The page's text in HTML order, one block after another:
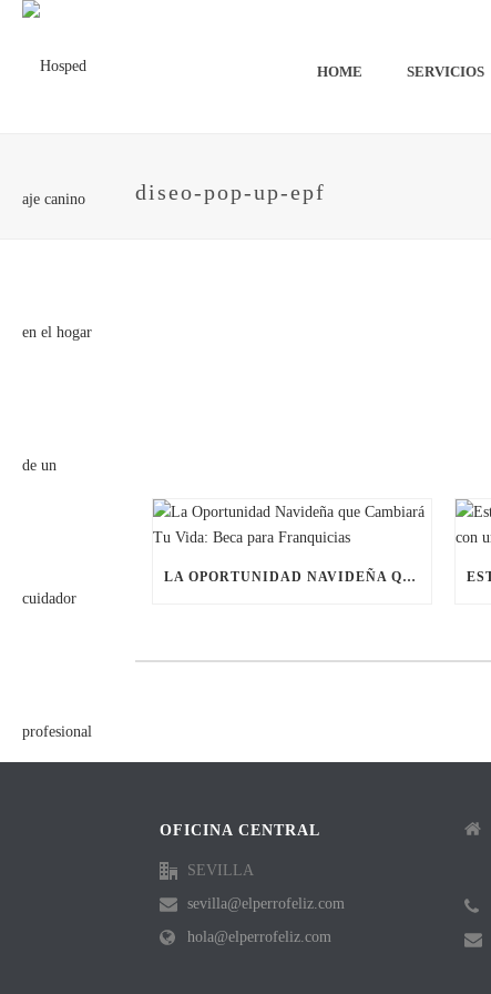
HOME SERVICIOS
diseo-pop-up-epf
LA OPORTUNIDAD NAVIDEÑA QUE CAMBIARÁ TU VIDA: BECA PARA FRANQUICIAS
OFICINA CENTRAL
SEVILLA
sevilla@elperrofeliz.com
hola@elperrofeliz.com